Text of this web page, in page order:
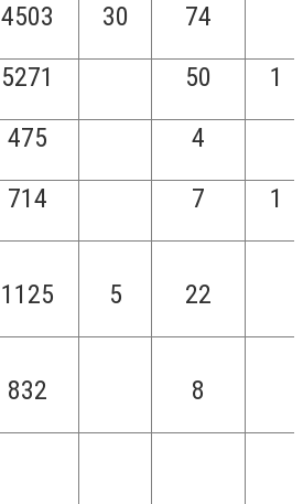
4503 30
74
5271 50
1
475
4
714 7
1
1125
5
22
832
8